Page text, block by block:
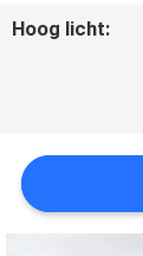
PRIVACY
POLICY
Hoog licht: